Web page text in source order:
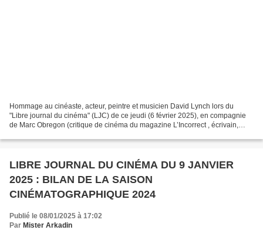
Hommage au cinéaste, acteur, peintre et musicien David Lynch lors du
"Libre journal du cinéma" (LJC) de ce jeudi (6 février 2025), en compagnie
de Marc Obregon (critique de cinéma du magazine L’Incorrect , écrivain,
LIBRE JOURNAL DU CINÉMA DU 9 JANVIER
2025 : BILAN DE LA SAISON
CINÉMATOGRAPHIQUE 2024
Publié le 08/01/2025 à 17:02
Par Mister Arkadin